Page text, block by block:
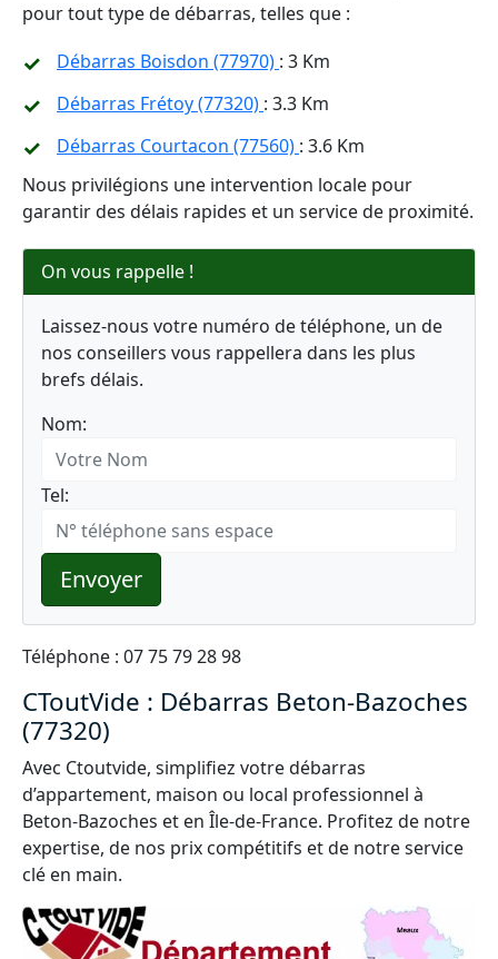
pour tout type de débarras, telles que :
Débarras Boisdon (77970) : 3 Km
Débarras Frétoy (77320) : 3.3 Km
Débarras Courtacon (77560) : 3.6 Km
Nous privilégions une intervention locale pour
garantir des délais rapides et un service de proximité.
On vous rappelle !
Laissez-nous votre numéro de téléphone, un de
nos conseillers vous rappellera dans les plus
brefs délais.
Nom:
Tel:
Envoyer
Téléphone : 07 75 79 28 98
CToutVide : Débarras Beton-Bazoches
(77320)
Avec Ctoutvide, simplifiez votre débarras
d’appartement, maison ou local professionnel à
Beton-Bazoches et en Île-de-France. Profitez de notre
expertise, de nos prix compétitifs et de notre service
clé en main.